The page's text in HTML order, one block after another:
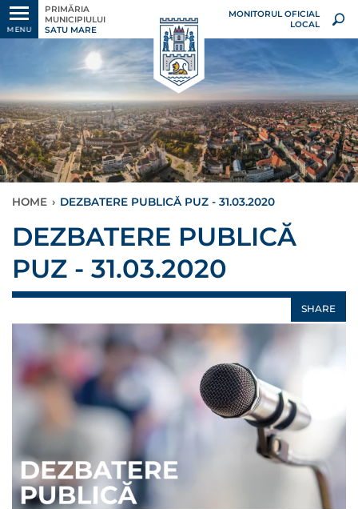
MENU
PRIMĂRIA
MUNICIPIULUI
SATU MARE
MONITORUL OFICIAL
LOCAL
HOME › DEZBATERE PUBLICĂ PUZ - 31.03.2020
DEZBATERE PUBLICĂ
PUZ - 31.03.2020
SHARE